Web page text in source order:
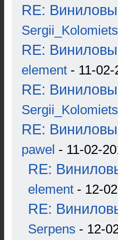
RE:
Sergii_Kolomiets
RE:
element - 11-
RE:
Sergii_Kolomiets
RE:
pawel - 11-02-
RE:
element - 12-
RE:
Serpens - 12-